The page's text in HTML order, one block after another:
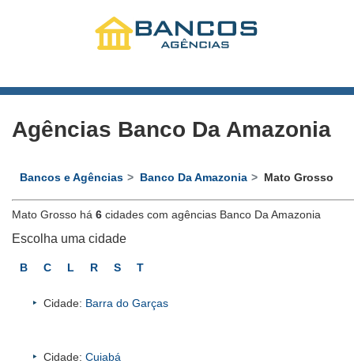
Agências Banco Da Amazonia
Bancos e Agências Banco Da Amazonia Mato Grosso
Mato Grosso há 6 cidades com agências Banco Da Amazonia
Escolha uma cidade
B C L R S T
Cidade: Barra do Garças
Cidade: Cuiabá